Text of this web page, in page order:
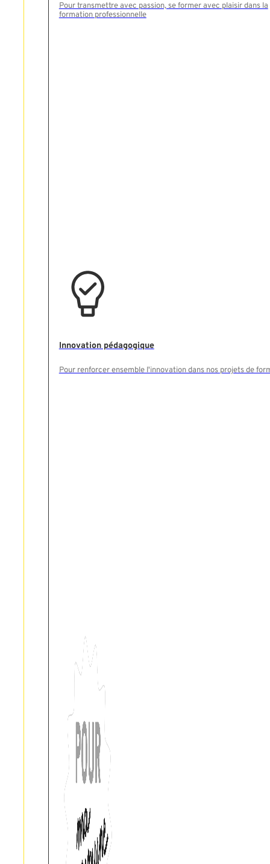
Pour transmettre avec passion, se former avec plaisir dans la
formation professionnelle
Innovation pédagogique
Pour renforcer ensemble l'innovation dans nos projets de